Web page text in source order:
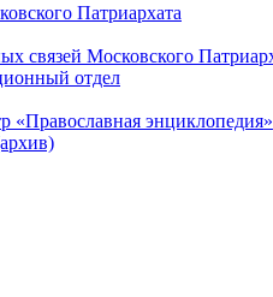
Патриархата
связей Московского
отдел
«Православная энциклопедия»